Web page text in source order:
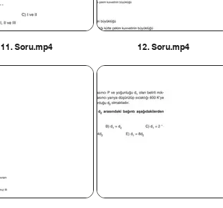
11. Soru.mp4 12. Soru.mp4